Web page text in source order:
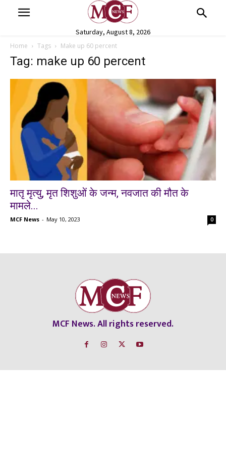
Saturday, August 8, 2026
Home Tags Make up 60 percent
Tag: make up 60 percent
मातृ मृत्यु, मृत शिशुओं के जन्म, नवजात की मौत के
मामले...
MCF News - May 10, 2023 0
MCF News. All rights reserved.